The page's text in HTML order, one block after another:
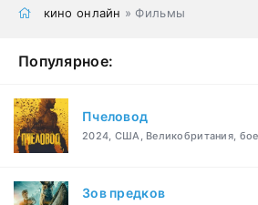
кино онлайн » Фильмы
Популярное:
Пчеловод
2024, США, Великобритания,
Зов предков